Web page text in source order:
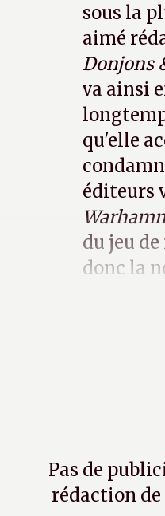
sous la
aimé
Donjons
va ainsi
qu'elle
éditeurs
du jeu
donc la
Pas de
rédaction de